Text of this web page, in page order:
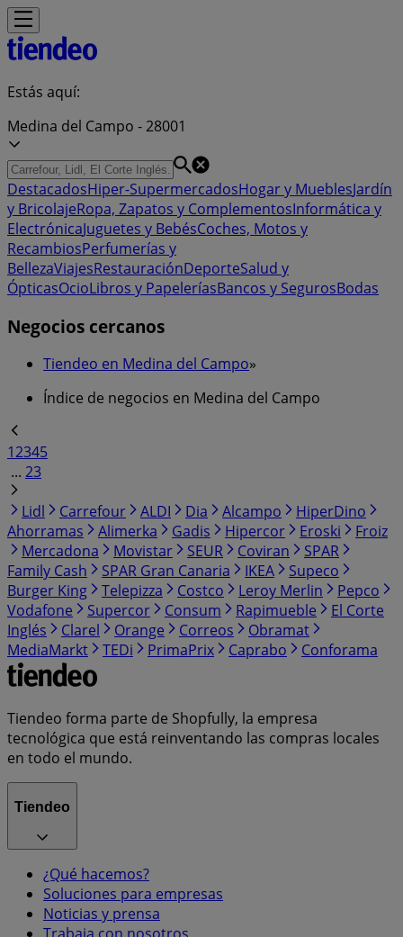
Estás aquí:
Medina del Campo - 28001
DestacadosHiper-SupermercadosHogar y MueblesJardín
y BricolajeRopa, Zapatos y ComplementosInformática y
ElectrónicaJuguetes y BebésCoches, Motos y
RecambiosPerfumerías y
BellezaViajesRestauraciónDeporteSalud y
ÓpticasOcioLibros y PapeleríasBancos y SegurosBodas
Negocios cercanos
Tiendeo en Medina del Campo»
Índice de negocios en Medina del Campo
12345
... 23
Lidl
Carrefour ALDI Dia Alcampo
HiperDino
Ahorramas
Alimerka Gadis Hipercor Eroski
Froiz
Mercadona
Movistar SEUR Coviran
SPAR
Family Cash
SPAR Gran Canaria IKEA
Supeco
Burger King
Telepizza Costco Leroy Merlin
Pepco
Vodafone
Supercor Consum Rapimueble
El Corte
Inglés
Clarel Orange Correos
Obramat
MediaMarkt
TEDi PrimaPrix Caprabo Conforama
Tiendeo forma parte de Shopfully, la empresa
tecnológica que está reinventando las compras locales
en todo el mundo.
Tiendeo
¿Qué hacemos?
Soluciones para empresas
Noticias y prensa